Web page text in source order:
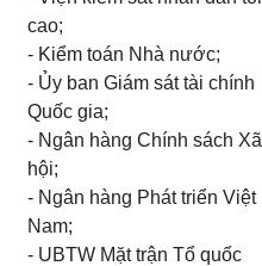
cao;
- Kiểm toán Nhà nước;
- Ủy ban Giám sát tài chính
Quốc gia;
- Ngân hàng Chính sách Xã
hội;
- Ngân hàng Phát triển Việt
Nam;
- UBTW Mặt trận Tổ quốc